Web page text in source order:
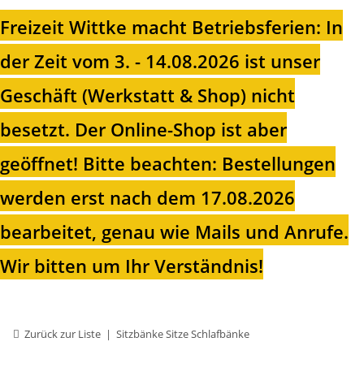
Freizeit Wittke macht Betriebsferien: In
der Zeit vom 3. - 14.08.2026 ist unser
Geschäft (Werkstatt & Shop) nicht
besetzt. Der Online-Shop ist aber
geöffnet! Bitte beachten: Bestellungen
werden erst nach dem 17.08.2026
bearbeitet, genau wie Mails und Anrufe.
Wir bitten um Ihr Verständnis!
Zurück zur Liste Sitzbänke Sitze Schlafbänke